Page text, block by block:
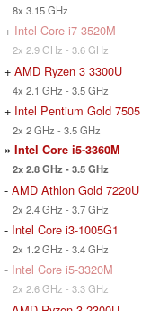
8x 3.15 GHz
+ Intel Core i7-3520M
2x 2.9 GHz - 3.6 GHz
+ AMD Ryzen 3 3300U
4x 2.1 GHz - 3.5 GHz
+ Intel Pentium Gold 7505
2x 2 GHz - 3.5 GHz
» Intel Core i5-3360M
2x 2.8 GHz - 3.5 GHz
- AMD Athlon Gold 7220U
2x 2.4 GHz - 3.7 GHz
- Intel Core i3-1005G1
2x 1.2 GHz - 3.4 GHz
- Intel Core i5-3320M
2x 2.6 GHz - 3.3 GHz